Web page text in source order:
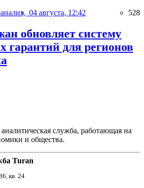
04 августа, 12:42 528
обновляет систему
гарантий для регионов
служба, работающая на
и общества.
Turan
кв. 24